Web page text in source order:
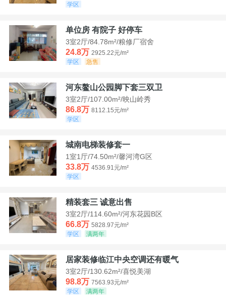
学区
单位房 有院子 好停车
3室2厅/84.78m²/粮修厂宿舍
24.8万 2925.22元/m²
学区
急售
河东鳌山公园脚下套三双卫
3室2厅/107.00m²/映山岭秀
86.8万 8112.15元/m²
学区
城南电梯装修套一
1室1厅/74.50m²/馨河湾G区
33.8万 4536.91元/m²
学区
精装套三 诚意出售
3室2厅/114.60m²/河东花园B区
66.8万 5828.97元/m²
学区
满两年
居家装修临江中央空调还有暖气
3室2厅/130.62m²/喜悦美湖
98.8万 7563.93元/m²
学区
满两年